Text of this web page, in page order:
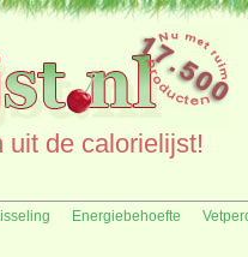
uit de calorielijst!
Energiebehoefte